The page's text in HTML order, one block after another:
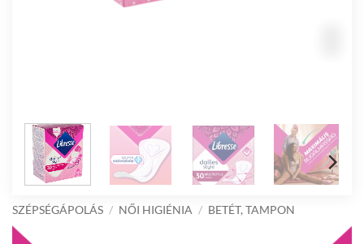
SZÉPSÉGÁPOLÁS / NŐI HIGIÉNIA / BETÉT, TAMPON